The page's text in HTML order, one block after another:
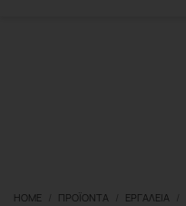
HOME ΠΡΟΪΌΝΤΑ ΕΡΓΑΛΕΊΑ